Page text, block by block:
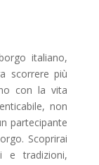
italiano,
scorrere più
con la vita
non
partecipante
Scoprirai
e tradizioni,